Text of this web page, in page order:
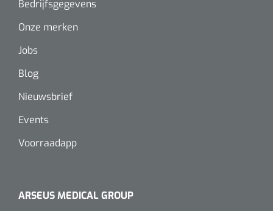
Wearables
Instrumentensets
Zilververbanden
Hydrogel
Bedrijfsgegevens
Onze merken
Jobs
Blog
Nieuwsbrief
Events
Voorraadapp
ARSEUS MEDICAL GROUP